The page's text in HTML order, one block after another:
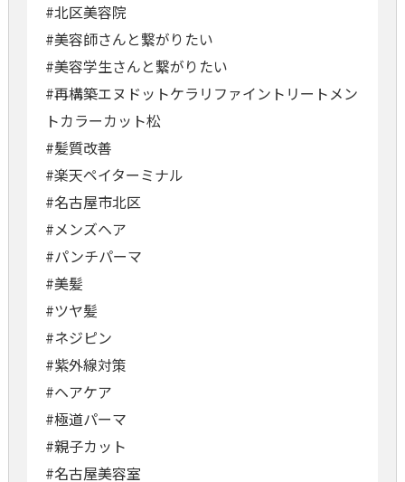
#北区美容院
#美容師さんと繋がりたい
#美容学生さんと繋がりたい
#再構築エヌドットケラリファイントリートメン
トカラーカット松
#髪質改善
#楽天ペイターミナル
#名古屋市北区
#メンズヘア
#パンチパーマ
#美髪
#ツヤ髪
#ネジピン
#紫外線対策
#ヘアケア
#極道パーマ
#親子カット
#名古屋美容室